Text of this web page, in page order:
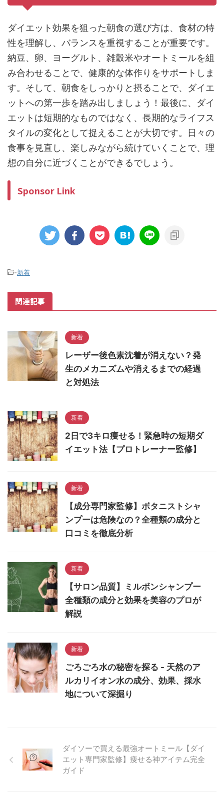
ダイエット効果を狙った朝食の選び方は、食材の特
性を理解し、バランスを重視することが重要です。
納豆、卵、ヨーグルト、雑穀米やオートミールを組
み合わせることで、健康的な体作りをサポートしま
す。そして、朝食をしっかりと摂ることで、ダイエ
ットへの第一歩を踏み出しましょう！最後に、ダイ
エットは短期的なものではなく、長期的なライフス
タイルの変化として捉えることが大切です。日々の
食事を見直し、楽しみながら続けていくことで、理
想の自分に近づくことができるでしょう。
Sponsor Link
-新着
関連記事
新着
レーザー後色素沈着が消えない？発
生のメカニズムや消えるまでの経過
と対処法
新着
2日で3キロ痩せる！緊急時の短期ダ
イエット法【プロトレーナー監修】
新着
【成分専門家監修】ボタニストシャ
ンプーは危険なの？全種類の成分と
口コミを徹底分析
新着
【サロン品質】ミルボンシャンプー
全種類の成分と効果を美容のプロが
解説
新着
ごろごろ水の秘密を探る - 天然のア
ルカリイオン水の成分、効果、採水
地について深掘り
ダイソーで買える最強オートミール【ダイ
エット専門家監修】痩せる神アイテム完全
ガイド